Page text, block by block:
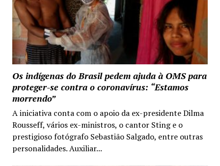
Os indígenas do Brasil pedem ajuda à OMS para
proteger-se contra o coronavírus: “Estamos
morrendo”
A iniciativa conta com o apoio da ex-presidente Dilma
Rousseff, vários ex-ministros, o cantor Sting e o
prestigioso fotógrafo Sebastião Salgado, entre outras
personalidades. Auxiliar...